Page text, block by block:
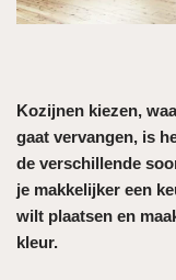
Kozijnen kiezen,
gaat vervangen, is
de verschillende
je makkelijker een
wilt plaatsen en
kleur.